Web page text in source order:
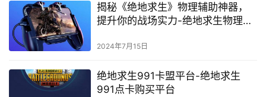
揭秘《绝地求生》物理辅助神器，
提升你的战场实力-绝地求生物理外
2024年7月15日
绝地求生991卡盟平台-绝地求生
991点卡购买平台